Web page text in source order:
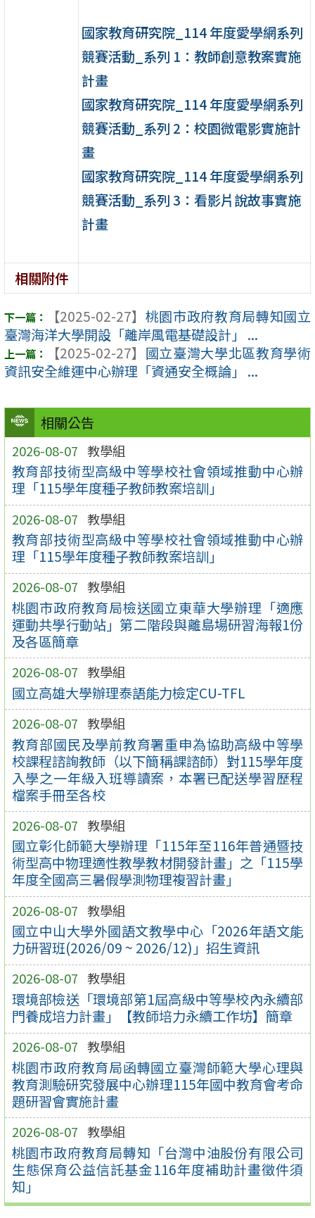
相關公告
2026-08-07 教學組
教育部技術型高級中等學校社會領域推動中心辦
理「115學年度種子教師教案培訓」
2026-08-07 教學組
教育部技術型高級中等學校社會領域推動中心辦
理「115學年度種子教師教案培訓」
2026-08-07 教學組
桃園市政府教育局檢送國立東華大學辦理「適應
運動共學行動站」第二階段與離島場研習海報1份
及各區簡章
2026-08-07 教學組
國立高雄大學辦理泰語能力檢定CU-TFL
2026-08-07 教學組
教育部國民及學前教育署重申為協助高級中等學
校課程諮詢教師（以下簡稱課諮師）對115學年度
入學之一年級入班導讀案，本署已配送學習歷程
檔案手冊至各校
2026-08-07 教學組
國立彰化師範大學辦理「115年至116年普通暨技
術型高中物理適性教學教材開發計畫」之「115學
年度全國高三暑假學測物理複習計畫」
2026-08-07 教學組
國立中山大學外國語文教學中心「2026年語文能
力研習班(2026/09 ~ 2026/12)」招生資訊
2026-08-07 教學組
環境部檢送「環境部第1屆高級中等學校內永續部
門養成培力計畫」【教師培力永續工作坊】簡章
2026-08-07 教學組
桃園市政府教育局函轉國立臺灣師範大學心理與
教育測驗研究發展中心辦理115年國中教育會考命
題研習會實施計畫
2026-08-07 教學組
桃園市政府教育局轉知「台灣中油股份有限公司
生態保育公益信託基金116年度補助計畫徵件須
知」
國家教育研究院_114 年度愛學網系列
競賽活動_系列 1：教師創意教案實施
計畫
國家教育研究院_114 年度愛學網系列
競賽活動_系列 2：校園微電影實施計
畫
國家教育研究院_114 年度愛學網系列
競賽活動_系列 3：看影片說故事實施
計畫
相關附件
【2025-02-27】 桃園市政府教育局轉知國立
臺灣海洋大學開設「離岸風電基礎設計」 ...
【2025-02-27】 國立臺灣大學北區教育學術
資訊安全維運中心辦理「資通安全概論」 ...